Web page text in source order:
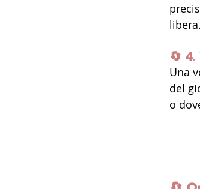
🔄
Una
del
o